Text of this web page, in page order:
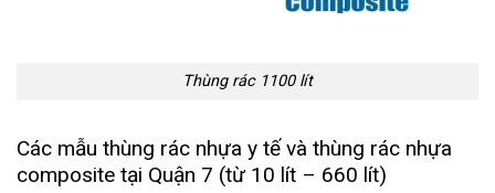
Thùng rác 1100 lít
Các mẫu thùng rác nhựa y tế và thùng rác nhựa
composite tại Quận 7 (từ 10 lít – 660 lít)